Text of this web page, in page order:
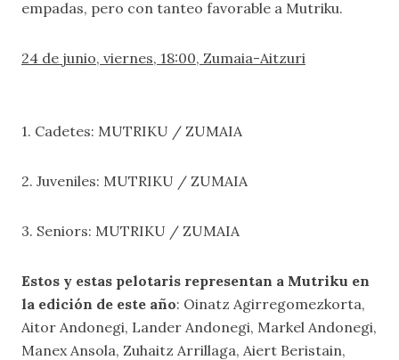
empadas, pero con tanteo favorable a Mutriku.
24 de junio, viernes, 18:00, Zumaia-Aitzuri
1. Cadetes: MUTRIKU / ZUMAIA
2. Juveniles: MUTRIKU / ZUMAIA
3. Seniors: MUTRIKU / ZUMAIA
Estos y estas pelotaris representan a Mutriku en
la edición de este año: Oinatz Agirregomezkorta,
Aitor Andonegi, Lander Andonegi, Markel Andonegi,
Manex Ansola, Zuhaitz Arrillaga, Aiert Beristain,